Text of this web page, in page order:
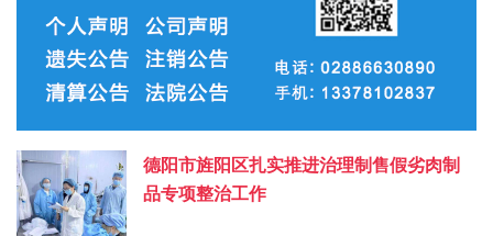
德阳市旌阳区扎实推进治理制售假劣肉制
品专项整治工作